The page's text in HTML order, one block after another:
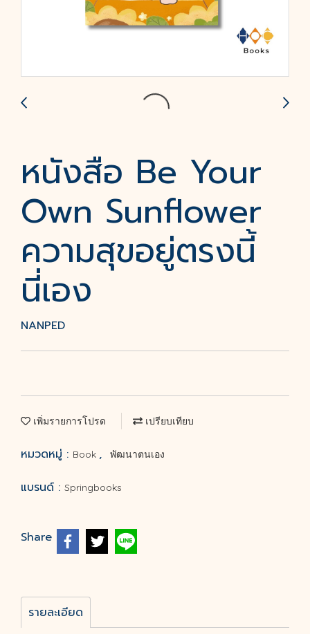
หนังสือ Be Your
Own Sunflower
ความสุขอยู่ตรงนี้
นี่เอง
NANPED
เพิ่มรายการโปรด เปรียบเทียบ
หมวดหมู่ : Book , พัฒนาตนเอง
แบรนด์ : Springbooks
Share
รายละเอียด